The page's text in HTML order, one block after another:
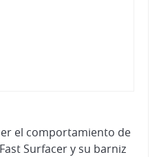
el comportamiento de
Surfacer y su barniz